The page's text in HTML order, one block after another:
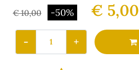
€ 10,00 -50% € 5,00